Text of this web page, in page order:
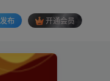
发布 开通会员